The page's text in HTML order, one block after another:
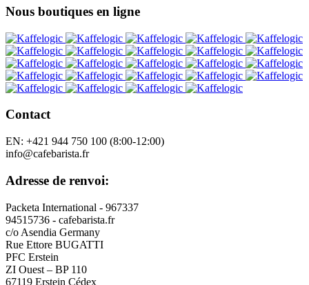
Nous boutiques en ligne
Contact
EN: +421 944 750 100 (8:00-12:00)
info@cafebarista.fr
Adresse de renvoi:
Packeta International - 967337
94515736 - cafebarista.fr
c/o Asendia Germany
Rue Ettore BUGATTI
PFC Erstein
ZI Ouest – BP 110
67119 Erstein Cédex